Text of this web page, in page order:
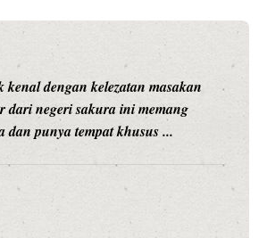
kenal dengan kelezatan masakan
dari negeri sakura ini memang
dan punya tempat khusus ...